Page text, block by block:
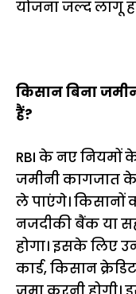
योजना जल्द लागू
किसान बिना
हैं?
RBI के नए नियमों
जमीनी कागजात
ले पाएंगे। किसानों
नजदीकी बैंक या
होगा। इसके लिए
कार्ड, किसान